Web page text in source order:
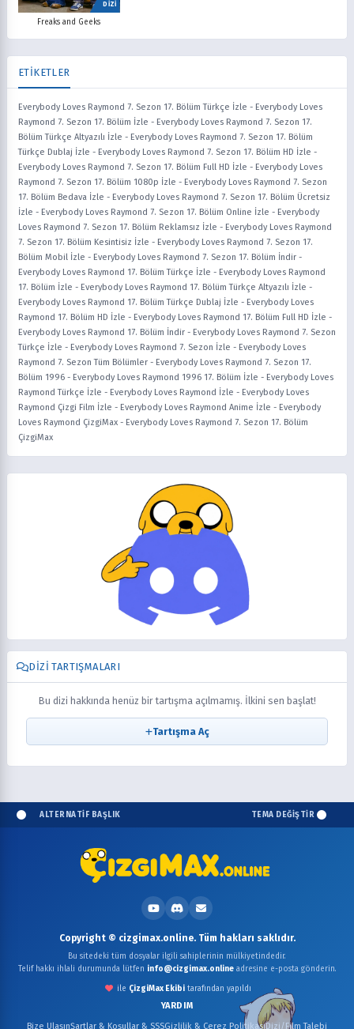
DİZİ
Freaks and Geeks
ETİKETLER
Everybody Loves Raymond 7. Sezon 17. Bölüm Türkçe İzle - Everybody Loves
Raymond 7. Sezon 17. Bölüm İzle - Everybody Loves Raymond 7. Sezon 17.
Bölüm Türkçe Altyazılı İzle - Everybody Loves Raymond 7. Sezon 17. Bölüm
Türkçe Dublaj İzle - Everybody Loves Raymond 7. Sezon 17. Bölüm HD İzle -
Everybody Loves Raymond 7. Sezon 17. Bölüm Full HD İzle - Everybody Loves
Raymond 7. Sezon 17. Bölüm 1080p İzle - Everybody Loves Raymond 7. Sezon
17. Bölüm Bedava İzle - Everybody Loves Raymond 7. Sezon 17. Bölüm Ücretsiz
İzle - Everybody Loves Raymond 7. Sezon 17. Bölüm Online İzle - Everybody
Loves Raymond 7. Sezon 17. Bölüm Reklamsız İzle - Everybody Loves Raymond
7. Sezon 17. Bölüm Kesintisiz İzle - Everybody Loves Raymond 7. Sezon 17.
Bölüm Mobil İzle - Everybody Loves Raymond 7. Sezon 17. Bölüm İndir -
Everybody Loves Raymond 17. Bölüm Türkçe İzle - Everybody Loves Raymond
17. Bölüm İzle - Everybody Loves Raymond 17. Bölüm Türkçe Altyazılı İzle -
Everybody Loves Raymond 17. Bölüm Türkçe Dublaj İzle - Everybody Loves
Raymond 17. Bölüm HD İzle - Everybody Loves Raymond 17. Bölüm Full HD İzle -
Everybody Loves Raymond 17. Bölüm İndir - Everybody Loves Raymond 7. Sezon
Türkçe İzle - Everybody Loves Raymond 7. Sezon İzle - Everybody Loves
Raymond 7. Sezon Tüm Bölümler - Everybody Loves Raymond 7. Sezon 17.
Bölüm 1996 - Everybody Loves Raymond 1996 17. Bölüm İzle - Everybody Loves
Raymond Türkçe İzle - Everybody Loves Raymond İzle - Everybody Loves
Raymond Çizgi Film İzle - Everybody Loves Raymond Anime İzle - Everybody
Loves Raymond ÇizgiMax - Everybody Loves Raymond 7. Sezon 17. Bölüm
ÇizgiMax
DIZI TARTIŞMALARI
Bu dizi hakkında henüz bir tartışma açılmamış. İlkini sen başlat!
Tartışma Aç
ALTERNATİF BAŞLIK TEMA DEĞİŞTİR
YARDIM
Bize UlaşınŞartlar & Koşullar & SSSGizlilik & Çerez Politikası Dizi/Film Talebi
Copyright © cizgimax.online. Tüm hakları saklıdır.
Bu sitedeki tüm dosyalar ilgili sahiplerinin mülkiyetindedir.
Telif hakkı ihlali durumunda lütfen info@cizgimax.onlineadresine e-posta gönderin.
ile ÇizgiMax Ekibitarafından yapıldı